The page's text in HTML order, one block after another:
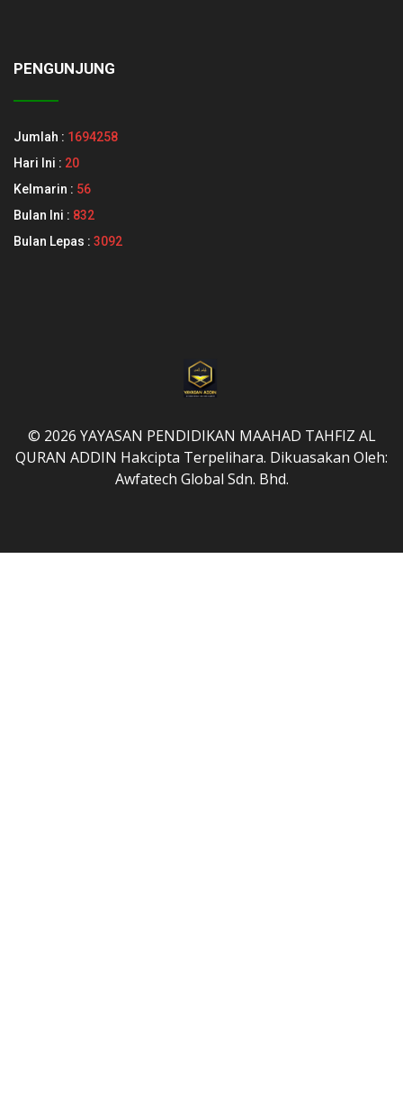
PENGUNJUNG
Jumlah : 1694258
Hari Ini : 20
Kelmarin : 56
Bulan Ini : 832
Bulan Lepas : 3092
© 2026 YAYASAN PENDIDIKAN MAAHAD TAHFIZ AL
QURAN ADDIN Hakcipta Terpelihara. Dikuasakan Oleh:
Awfatech Global Sdn. Bhd.